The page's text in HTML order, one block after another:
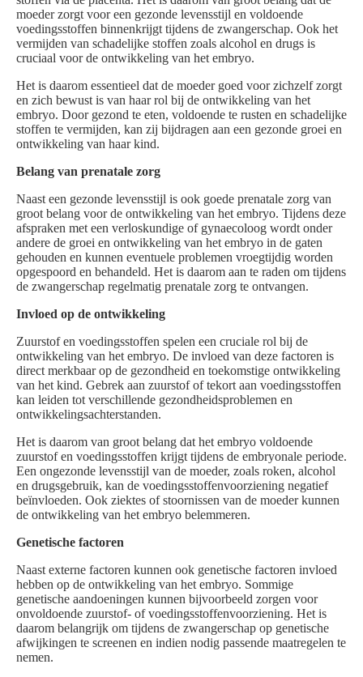
moeder zorgt voor een gezonde levensstijl en voldoende
voedingsstoffen binnenkrijgt tijdens de zwangerschap. Ook het
vermijden van schadelijke stoffen zoals alcohol en drugs is
cruciaal voor de ontwikkeling van het embryo.
Het is daarom essentieel dat de moeder goed voor zichzelf zorgt
en zich bewust is van haar rol bij de ontwikkeling van het
embryo. Door gezond te eten, voldoende te rusten en schadelijke
stoffen te vermijden, kan zij bijdragen aan een gezonde groei en
ontwikkeling van haar kind.
Belang van prenatale zorg
Naast een gezonde levensstijl is ook goede prenatale zorg van
groot belang voor de ontwikkeling van het embryo. Tijdens deze
afspraken met een verloskundige of gynaecoloog wordt onder
andere de groei en ontwikkeling van het embryo in de gaten
gehouden en kunnen eventuele problemen vroegtijdig worden
opgespoord en behandeld. Het is daarom aan te raden om tijdens
de zwangerschap regelmatig prenatale zorg te ontvangen.
Invloed op de ontwikkeling
Zuurstof en voedingsstoffen spelen een cruciale rol bij de
ontwikkeling van het embryo. De invloed van deze factoren is
direct merkbaar op de gezondheid en toekomstige ontwikkeling
van het kind. Gebrek aan zuurstof of tekort aan voedingsstoffen
kan leiden tot verschillende gezondheidsproblemen en
ontwikkelingsachterstanden.
Het is daarom van groot belang dat het embryo voldoende
zuurstof en voedingsstoffen krijgt tijdens de embryonale periode.
Een ongezonde levensstijl van de moeder, zoals roken, alcohol
en drugsgebruik, kan de voedingsstoffenvoorziening negatief
beïnvloeden. Ook ziektes of stoornissen van de moeder kunnen
de ontwikkeling van het embryo belemmeren.
Genetische factoren
Naast externe factoren kunnen ook genetische factoren invloed
hebben op de ontwikkeling van het embryo. Sommige
genetische aandoeningen kunnen bijvoorbeeld zorgen voor
onvoldoende zuurstof- of voedingsstoffenvoorziening. Het is
daarom belangrijk om tijdens de zwangerschap op genetische
afwijkingen te screenen en indien nodig passende maatregelen te
nemen.